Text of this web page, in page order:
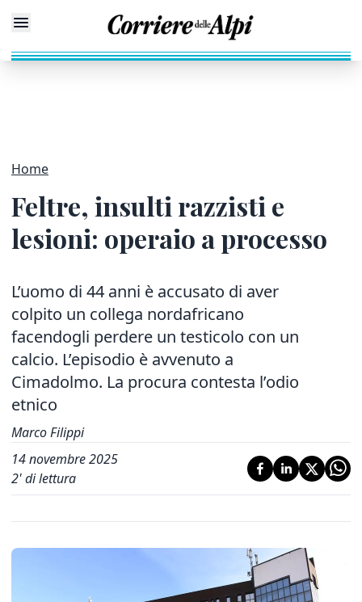
Home
Feltre, insulti razzisti e
lesioni: operaio a processo
L’uomo di 44 anni è accusato di aver
colpito un collega nordafricano
facendogli perdere un testicolo con un
calcio. L’episodio è avvenuto a
Cimadolmo. La procura contesta l’odio
etnico
Marco Filippi
14 novembre 2025
2' di lettura